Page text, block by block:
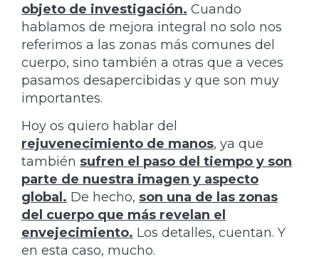
objeto de investigación. Cuando
hablamos de mejora integral no solo nos
referimos a las zonas más comunes del
cuerpo, sino también a otras que a veces
pasamos desapercibidas y que son muy
importantes.
Hoy os quiero hablar del
rejuvenecimiento de manos, ya que
también sufren el paso del tiempo y son
parte de nuestra imagen y aspecto
global. De hecho, son una de las zonas
del cuerpo que más revelan el
envejecimiento. Los detalles, cuentan. Y
en esta caso, mucho.